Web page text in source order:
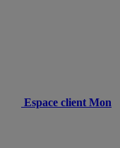
Espace client Mon